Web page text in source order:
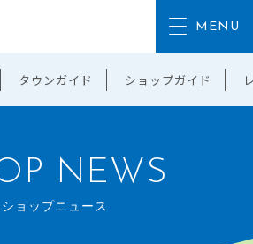
タウンガイド ショップガイド
NEWS
ショップニュース